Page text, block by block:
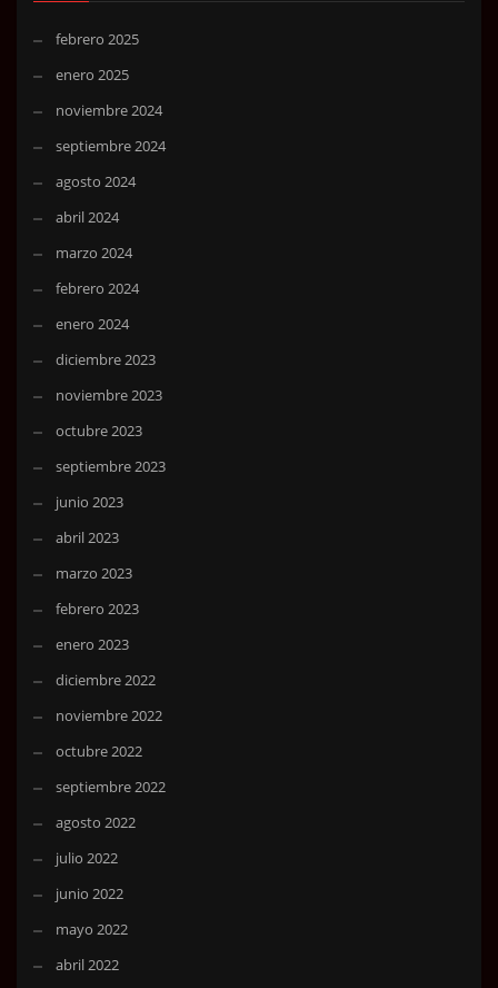
febrero 2025
enero 2025
noviembre 2024
septiembre 2024
agosto 2024
abril 2024
marzo 2024
febrero 2024
enero 2024
diciembre 2023
noviembre 2023
octubre 2023
septiembre 2023
junio 2023
abril 2023
marzo 2023
febrero 2023
enero 2023
diciembre 2022
noviembre 2022
octubre 2022
septiembre 2022
agosto 2022
julio 2022
junio 2022
mayo 2022
abril 2022